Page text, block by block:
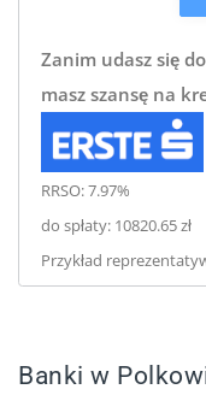
Zanim udasz się
masz szansę na
RRSO: 7.97%
do spłaty: 10820.65 zł
Przykład
Banki w